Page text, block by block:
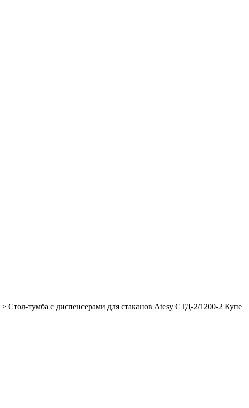
> Стол-тумба с диспенсерами для стаканов Atesy СТД-2/1200-2 Купе